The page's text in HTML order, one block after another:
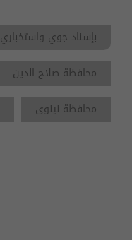
بإسناد جوي واستخباري
محافظة صلاح الدين
محافظة نينوى